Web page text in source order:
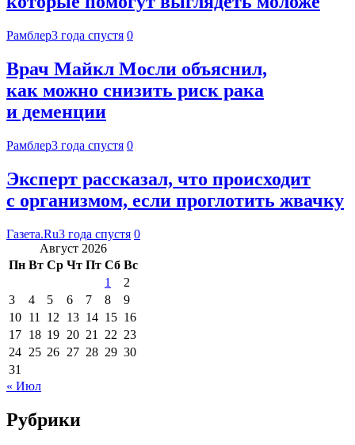
Рамблер3 года спустя 0
Врач Майкл Мосли объяснил,
как можно снизить риск рака
и деменции
Рамблер3 года спустя 0
Эксперт рассказал, что происходит
с организмом, если проглотить жвачку
Газета.Ru3 года спустя 0
Август 2026
Пн Вт Ср Чт Пт Сб Вс
1
2
3
4 5 6 7 8
9
10 11 12 13 14 15 16
17 18 19 20 21 22 23
24 25 26 27 28 29 30
31
« Июл
Рубрики